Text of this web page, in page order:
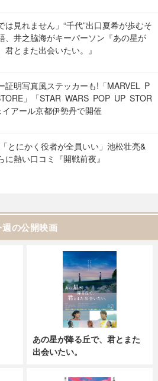
は見れません」“千代”出口夏希が歩むそ
、井之脇海がキーパーソン『あの星が
君とまた出会いたい。』
証明写真風ステッカーも!「MARVEL P
」「STAR WARS POP UP STOR
イアール京都伊勢丹で開催
とにかく役者が全員いい」池松壮亮&
に熱い口コミ『開戦前夜』
週の公開映画
あの星が降る丘で、君とまた
出会いたい。